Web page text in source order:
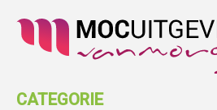
CATEGORIE